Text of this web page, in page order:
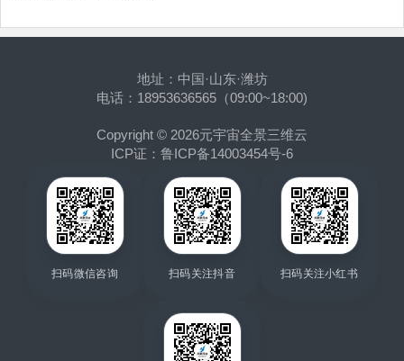
地址：中国·山东·潍坊
电话：18953636565（09:00~18:00)
Copyright © 2026元宇宙全景三维云
ICP证： 鲁ICP备14003454号-6
扫码微信咨询 扫码关注抖音 扫码关注小红书